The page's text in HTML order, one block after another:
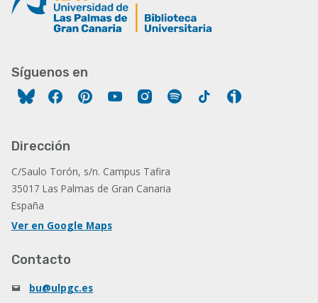
Síguenos en
FacebookPinterestYouTubeInstagram
Spotify Tiktok
Dirección
C/Saulo Torón, s/n. Campus Tafira
35017 Las Palmas de Gran Canaria
España
Ver en Google Maps
Contacto
bu@ulpgc.es